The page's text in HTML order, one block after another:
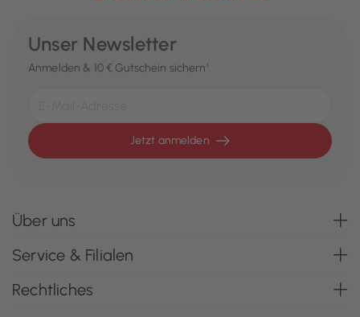
Unser Newsletter
Anmelden & 10 € Gutschein sichern¹
Jetzt anmelden
Über uns
Service & Filialen
Rechtliches